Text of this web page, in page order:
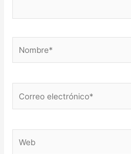
electrónico*